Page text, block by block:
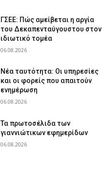
ΓΣΕΕ: Πώς αμείβεται η αργία
του Δεκαπενταύγουστου στον
ιδιωτικό τομέα
06.08.2026
Νέα ταυτότητα: Οι υπηρεσίες
και οι φορείς που απαιτούν
ενημέρωση
06.08.2026
Τα πρωτοσέλιδα των
γιαννιώτικων εφημερίδων
06.08.2026